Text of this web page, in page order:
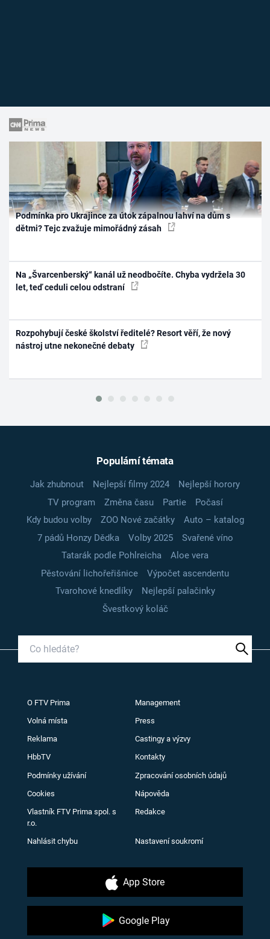
Podmínka pro Ukrajince za útok zápalnou lahví na dům s
dětmi? Tejc zvažuje mimořádný zásah
Na „Švarcenberský“ kanál už neodbočíte. Chyba vydržela 30
let, teď ceduli celou odstraní
Rozpohybují české školství ředitelé? Resort věří, že nový
nástroj utne nekonečné debaty
Populární témata
Jak zhubnout Nejlepší filmy 2024
Nejlepší horory
TV program
Změna času Partie
Počasí
Kdy budou volby
ZOO Nové začátky
Auto – katalog
7 pádů Honzy Dědka
Volby 2025
Svařené víno
Tatarák podle Pohlreicha
Aloe vera
Pěstování lichořeřišnice
Výpočet ascendentu
Tvarohové knedlíky
Nejlepší palačinky
Švestkový koláč
O FTV Prima Management
Volná místa Press
Reklama Castingy a výzvy
HbbTV Kontakty
Podmínky užívání Zpracování osobních údajů
Cookies Nápověda
Vlastník FTV Prima spol. s
r.o.
Redakce
Nahlásit chybu Nastavení soukromí
App Store
Google Play